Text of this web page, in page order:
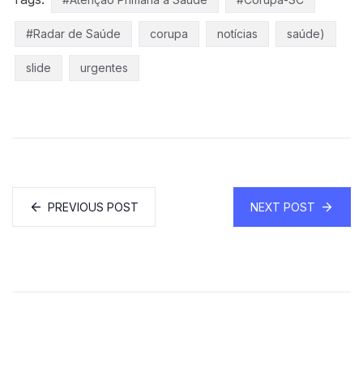
#Radar de Saúde corupa notícias saúde)
slide urgentes
PREVIOUS POST NEXT POST